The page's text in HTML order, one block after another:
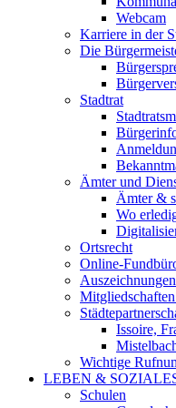
Webcam
Karriere in der
Die
Stadtrat
Ämter und
Ämter &
Wo
Ortsrecht
Online-
Issoire,
Wichtige
LEBEN &
Schulen